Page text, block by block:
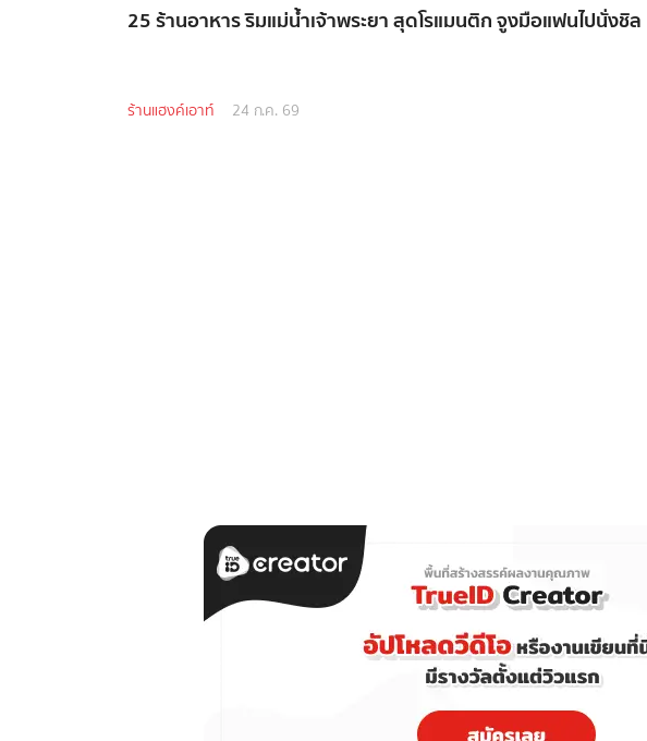
25 ร้านอาหาร ริมแม่น้ำเจ้าพระยา สุดโรแมนติก จูงมือแฟนไปนั่งชิล
ร้านแฮงค์เอาท์ 24 ก.ค. 69